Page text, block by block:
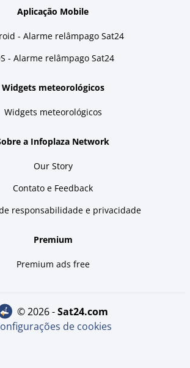
Aplicação Mobile
- Alarme relâmpago Sat24
- Alarme relâmpago Sat24
Widgets meteorológicos
Widgets meteorológicos
a Infoplaza Network
Our Story
Contato e Feedback
responsabilidade e privacidade
Premium
Premium ads free
© 2026 - sat24.com
de cookies